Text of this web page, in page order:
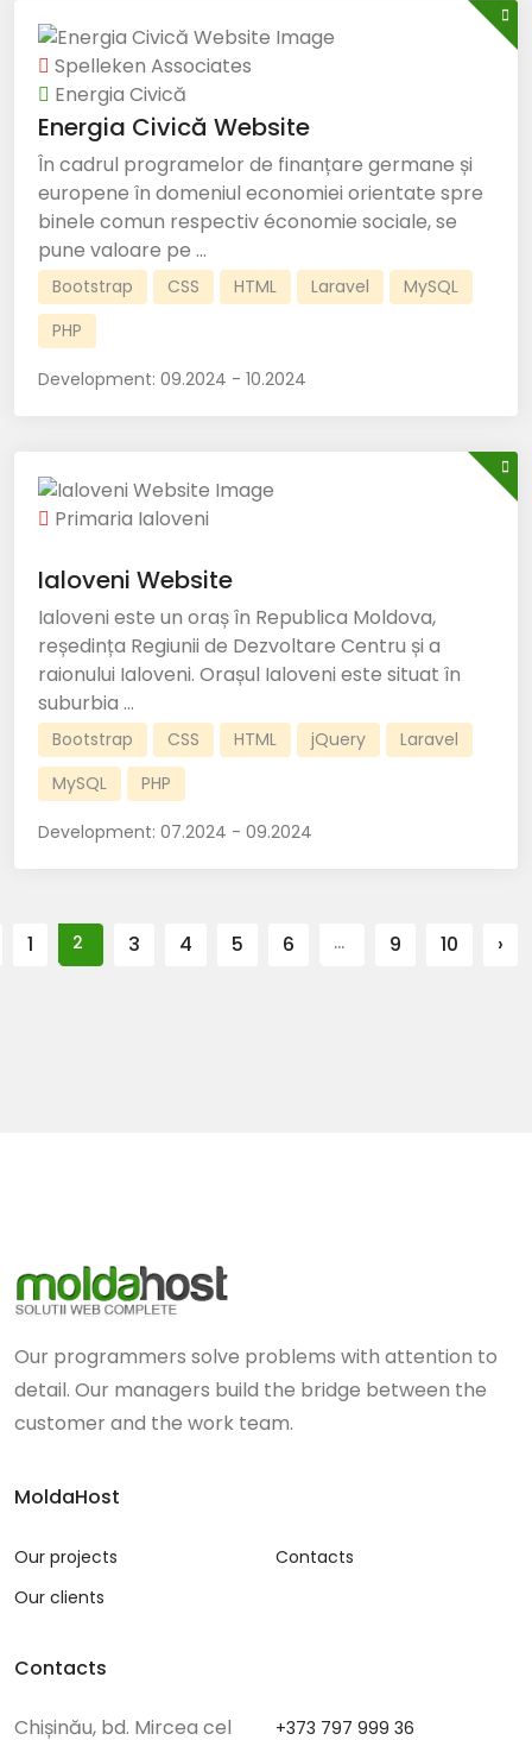
Spelleken Associates
Energia Civică
Energia Civică Website
În cadrul programelor de finanțare germane și
europene în domeniul economiei orientate spre
binele comun respectiv économie sociale, se
pune valoare pe ...
Bootstrap CSS HTML Laravel
MySQL
PHP
Development: 09.2024 - 10.2024
Primaria Ialoveni
Ialoveni Website
Ialoveni este un oraș în Republica Moldova,
reședința Regiunii de Dezvoltare Centru și a
raionului Ialoveni. Orașul Ialoveni este situat în
suburbia ...
Bootstrap CSS HTML jQuery
Laravel
MySQL
PHP
Development: 07.2024 - 09.2024
1 2 3 4 5 6 ... 9 10 ›
Our programmers solve problems with attention to
detail. Our managers build the bridge between the
customer and the work team.
MoldaHost
Our projects
Our clients
Contacts
Contacts
Chișinău, bd. Mircea cel +373 797 999 36